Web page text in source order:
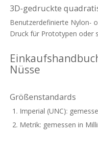
3D-gedruckte
Benutzerdefinierte Nylon-
Druck für Prototypen oder
Nüsse
Größenstandards
Imperial (UNC):
Metrik: gemessen in